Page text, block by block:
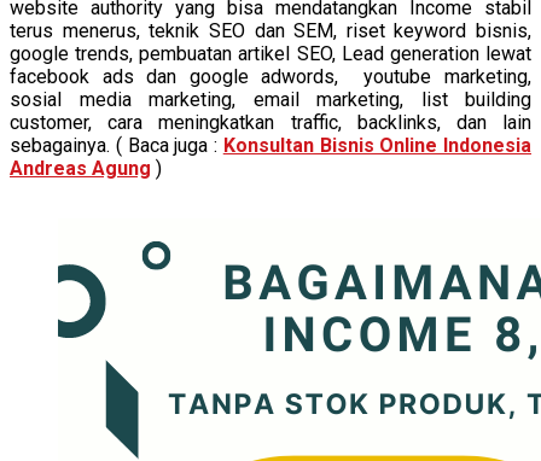
website authority yang bisa mendatangkan Income stabil
terus menerus, teknik SEO dan SEM, riset keyword bisnis,
google trends, pembuatan artikel SEO, Lead generation lewat
facebook ads dan google adwords, youtube marketing,
sosial media marketing, email marketing, list building
customer, cara meningkatkan traffic, backlinks, dan lain
sebagainya. ( Baca juga : Konsultan Bisnis Online Indonesia
Andreas Agung )